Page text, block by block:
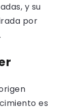
y su
por
es